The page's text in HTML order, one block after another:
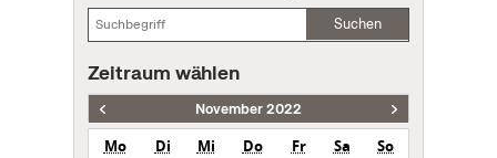
Suchen
Zeitraum wählen
November 2022
Mo Di Mi Do Fr Sa
So